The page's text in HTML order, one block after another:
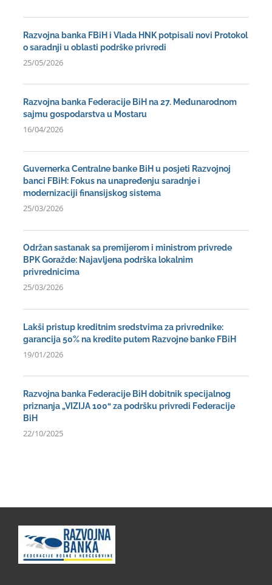
Razvojna banka FBiH i Vlada HNK potpisali novi Protokol
o saradnji u oblasti podrške privredi
25/05/2026
Razvojna banka Federacije BiH na 27. Međunarodnom
sajmu gospodarstva u Mostaru
16/04/2026
Guvernerka Centralne banke BiH u posjeti Razvojnoj
banci FBiH: Fokus na unapređenju saradnje i
modernizaciji finansijskog sistema
25/03/2026
Održan sastanak sa premijerom i ministrom privrede
BPK Goražde: Najavljena podrška lokalnim
privrednicima
25/03/2026
Lakši pristup kreditnim sredstvima za privrednike:
garancija 50% na kredite putem Razvojne banke FBiH
19/01/2026
Razvojna banka Federacije BiH dobitnik specijalnog
priznanja „VIZIJA 100“ za podršku privredi Federacije
BiH
22/10/2025